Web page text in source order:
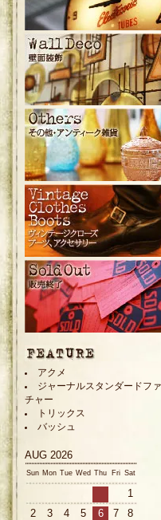
アクメ
ジャーナルスタンダードフ
チャー
トリックス
バッシュ
AUG 2026
Sun Mon Tue Wed Thu Fri Sat
1
2
3 4 5 6 7
8